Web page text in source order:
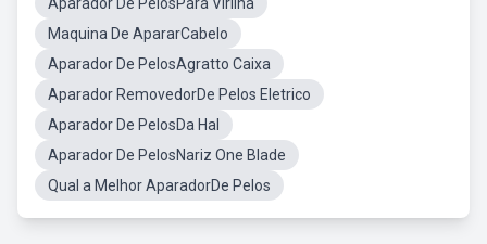
Maquina De ApararCabelo
Aparador De PelosAgratto Caixa
Aparador RemovedorDe Pelos Eletrico
Aparador De PelosDa Hal
Aparador De PelosNariz One Blade
Qual a Melhor AparadorDe Pelos